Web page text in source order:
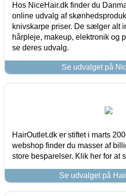
Hos NiceHair.dk finder du
online udvalg af
knivskarpe priser. De sælger alt
hårpleje, makeup, elektronik og
se deres udvalg.
Se udvalget på
HairOutlet.dk er stiftet i marts
webshop finder du masser af
store besparelser. Klik her for at
Se udvalget på